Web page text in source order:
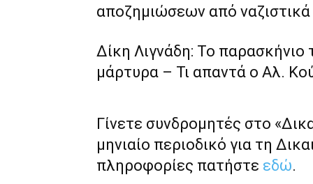
αποζημιώσεων από
Δίκη Λιγνάδη: To
μάρτυρα – Τι απαντά ο Αλ.
Γίνετε συνδρομητές στο
μηνιαίο περιοδικό για τη
πληροφορίες πατήστε εδώ.